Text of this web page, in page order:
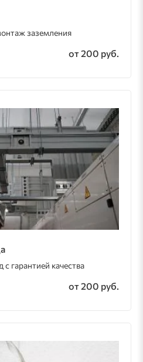
заземления
от 200 руб.
гарантией качества
от 200 руб.